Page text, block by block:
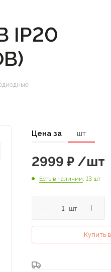
IP20
—
Цена за шт
2999 ₽/шт
Есть в наличии: 13 шт
шт
Купить